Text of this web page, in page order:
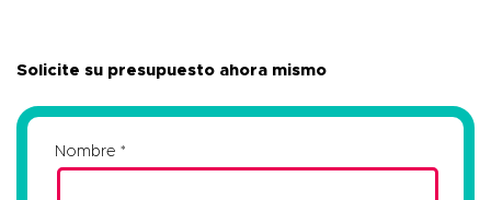
Solicite su presupuesto ahora mismo
Nombre